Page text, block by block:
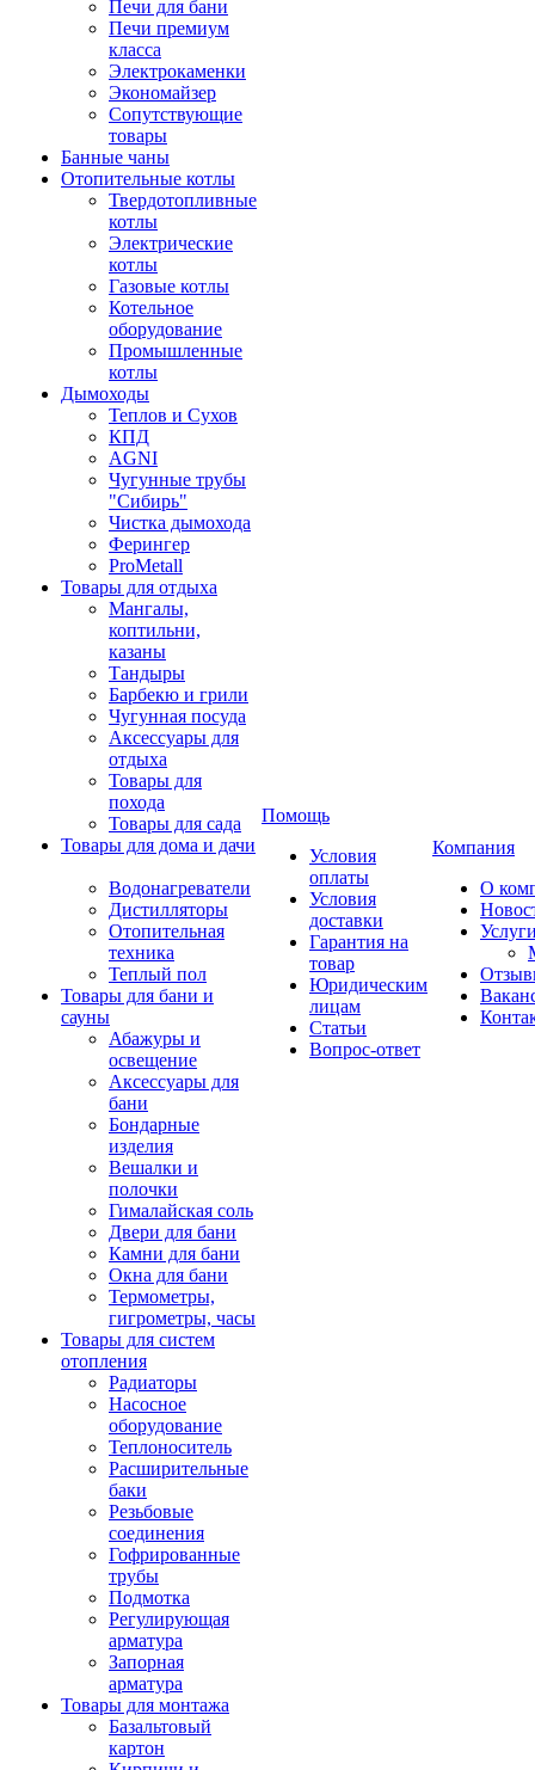
Печи для бани
Печи премиум
класса
Электрокаменки
Экономайзер
Сопутствующие
товары
Банные чаны
Отопительные котлы
Твердотопливные
котлы
Электрические
котлы
Газовые котлы
Котельное
оборудование
Промышленные
котлы
Дымоходы
Теплов и Сухов
КПД
AGNI
Чугунные трубы
"Сибирь"
Чистка дымохода
Ферингер
ProMetall
Товары для отдыха
Мангалы,
коптильни,
казаны
Тандыры
Барбекю и грили
Чугунная посуда
Аксессуары для
отдыха
Товары для
похода
Товары для сада
Товары для дома и дачи
Водонагреватели
Дистилляторы
Отопительная
техника
Теплый пол
Товары для бани и
сауны
Абажуры и
освещение
Аксессуары для
бани
Бондарные
изделия
Вешалки и
полочки
Гималайская соль
Двери для бани
Камни для бани
Окна для бани
Термометры,
гигрометры, часы
Товары для систем
отопления
Радиаторы
Насосное
оборудование
Теплоноситель
Расширительные
баки
Резьбовые
соединения
Гофрированные
трубы
Подмотка
Регулирующая
арматура
Запорная
арматура
Товары для монтажа
Базальтовый
картон
Помощь
Условия
оплаты
Условия
доставки
Гарантия на
товар
Юридическим
лицам
Статьи
Вопрос-ответ
Компания
О